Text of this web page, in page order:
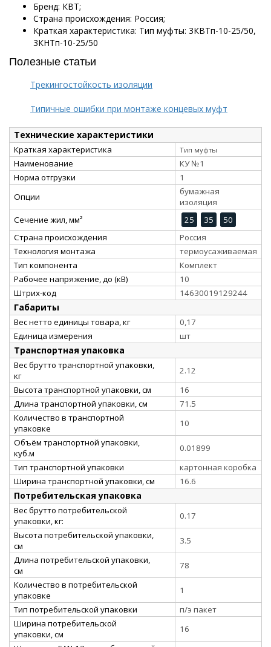
Бренд: КВТ;
Страна происхождения: Россия;
Краткая характеристика: Тип муфты: 3КВТп-10-25/50,
3КНТп-10-25/50
Полезные статьи
Трекингостойкость изоляции
Типичные ошибки при монтаже концевых муфт
Технические характеристики
Краткая характеристика Тип муфты
Наименование
КУ №1
Норма отгрузки
1
Опции
бумажная
изоляция
Сечение жил, мм²
25 35
50
Страна происхождения
Россия
Технология монтажа
термоусаживаемая
Тип компонента
Комплект
Рабочее напряжение, до (кВ)
10
Штрих-код
14630019129244
Габариты
Вес нетто единицы товара, кг
0,17
Единица измерения
шт
Транспортная упаковка
Вес брутто транспортной упаковки,
кг
2.12
Высота транспортной упаковки, см
16
Длина транспортной упаковки, см
71.5
Количество в транспортной
упаковке
10
Объём транспортной упаковки,
куб.м
0.01899
Тип транспортной упаковки
картонная коробка
Ширина транспортной упаковки, см
16.6
Потребительская упаковка
Вес брутто потребительской
упаковки, кг:
0.17
Высота потребительской упаковки,
см
3.5
Длина потребительской упаковки,
см
78
Количество в потребительской
упаковке
1
Тип потребительской упаковки
п/э пакет
Ширина потребительской
упаковки, см
16